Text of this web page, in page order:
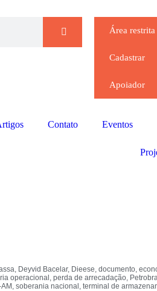
Área restrita
Cadastrar
Apoiador
Contato Eventos
, Deyvid Bacelar, Dieese, documento,
operacional , perda de arrecadação,
, soberania nacional , terminal de